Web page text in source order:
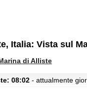
Italia: Vista sul
di Alliste
08:02 - attualmente